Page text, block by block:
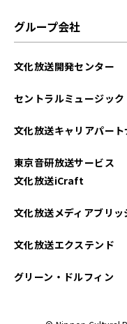
2025年
2024年11
2024年10
2024年09
グループ会社
文化放送開発センター
セントラルミュージック
文化放送キャリアパート
東京音研放送サービス
文化放送iCraft
文化放送メディアブリッ
文化放送エクステンド
グリーン・ドルフィン